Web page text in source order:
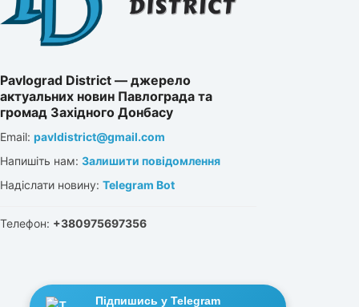
Pavlograd District — джерело
актуальних новин Павлограда та
громад Західного Донбасу
Email: pavldistrict@gmail.com
Напишіть нам: Залишити повідомлення
Надіслати новину: Telegram Bot
Телефон: +380975697356
Підпишись у Telegram